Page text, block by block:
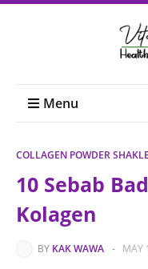
Menu
COLLAGEN POWDER
10 Sebab
Kolagen
BY KAK WAWA - MAY